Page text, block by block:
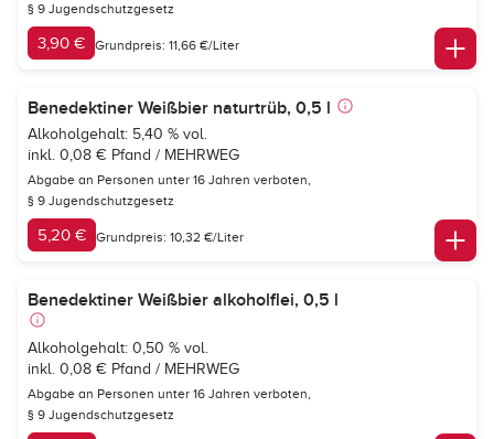
§ 9 Jugendschutzgesetz
3,90 € Grundpreis: 11,66 €/Liter
Benedektiner Weißbier naturtrüb, 0,5 l
Alkoholgehalt: 5,40 % vol.
inkl. 0,08 € Pfand / MEHRWEG
Abgabe an Personen unter 16 Jahren verboten,
§ 9 Jugendschutzgesetz
5,20 € Grundpreis: 10,32 €/Liter
Benedektiner Weißbier alkoholflei, 0,5 l
Alkoholgehalt: 0,50 % vol.
inkl. 0,08 € Pfand / MEHRWEG
Abgabe an Personen unter 16 Jahren verboten,
§ 9 Jugendschutzgesetz